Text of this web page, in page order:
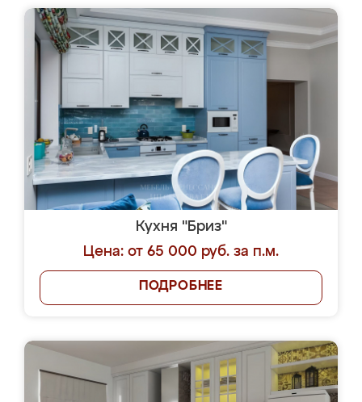
Кухня "Бриз"
Цена: от 65 000 руб. за п.м.
ПОДРОБНЕЕ